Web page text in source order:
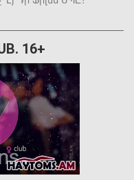
16+